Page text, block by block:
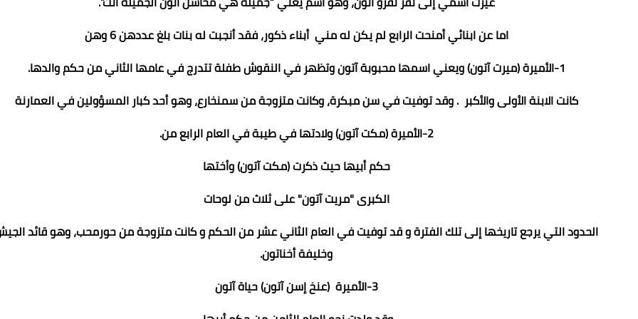
اما عن ابنائي أمنحت الرابع لم يكن له مني أبناء ذكور، فقد أنجبت له بنات بلغ عددهن 6 وهن
1-الأميرة (ميرت آتون) ويعني اسمها محبوبة آتون وتظهر في النقوش طفلة تتدرج في عامها الثاني من حكم والدها.
كانت الابنة الأولى والأكبر . وقد توفيت في سن مبكرة، وكانت متزوجة من سمنخارع، وهو أحد كبار المسؤولين في العمارنة
2-الأميرة (مکت آتون) ولادتها في طيبة في العام الرابع من.
حكم أبيها حيث ذكرت (مکت آتون) وأختها
الكبرى "مريت آتون" على ثلاث من لوحات
الحدود التي يرجع تاريخها إلى تلك الفترة و قد توفيت في العام الثاني عشر من الحكم و كانت متزوجة من حورمحب، وهو قائد
وخليفة أخناتون.
3-الأميرة (عنخ إسن آتون) حياة آتون